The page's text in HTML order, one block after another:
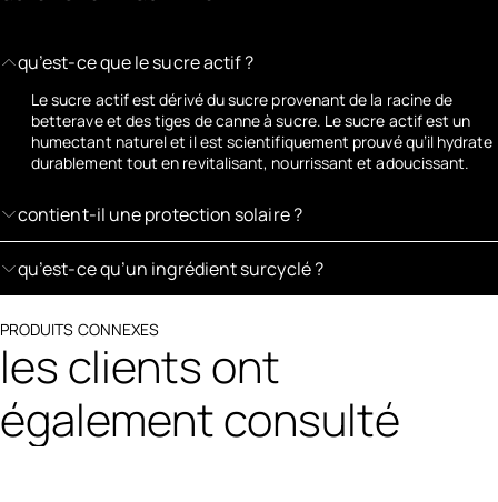
qu’est-ce que le sucre actif ?
Le sucre actif est dérivé du sucre provenant de la racine de
betterave et des tiges de canne à sucre. Le sucre actif est un
humectant naturel et il est scientifiquement prouvé qu’il hydrate
durablement tout en revitalisant, nourrissant et adoucissant.
contient-il une protection solaire ?
qu’est-ce qu’un ingrédient surcyclé ?
PRODUITS CONNEXES
les clients ont
également consulté